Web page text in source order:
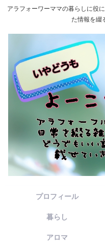
アラフォーワーママの暮らしに役
た情報を綴
プロフィール
暮らし
アロマ